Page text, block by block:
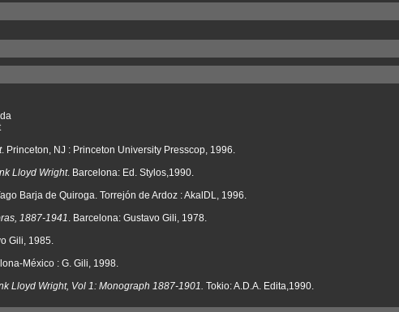
. Princeton, NJ : Princeton University Presscop, 1996.
Lloyd Wright. Barcelona: Ed. Stylos,1990.
Barja de Quiroga. Torrejón de Ardoz : AkalDL, 1996.
1887-1941. Barcelona: Gustavo Gili, 1978.
Gili, 1985.
México : G. Gili, 1998.
Lloyd Wright, Vol 1: Monograph 1887-1901. Tokio: A.D.A. Edita,1990.